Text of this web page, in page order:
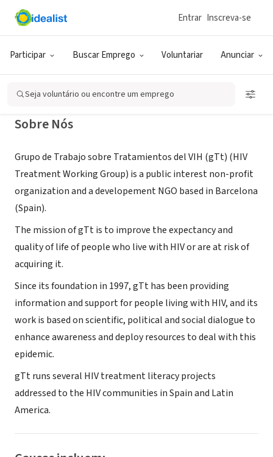
Participar Buscar Emprego Voluntariar Anunciar
Entrar Inscreva-se
Seja voluntário ou encontre um emprego
ONG (SETOR SOCIAL)
gTt-VIH
Sobre Nós
Grupo de Trabajo sobre Tratamientos del VIH (gTt) (HIV
Treatment Working Group) is a public interest non-profit
organization and a developement NGO based in Barcelona
(Spain).
The mission of gTt is to improve the expectancy and
quality of life of people who live with HIV or are at risk of
acquiring it.
Since its foundation in 1997, gTt has been providing
information and support for people living with HIV, and its
work is based on scientific, political and social dialogue to
enhance awareness and deploy resources to deal with this
epidemic.
gTt runs several HIV treatment literacy projects
addressed to the HIV communities in Spain and Latin
America.